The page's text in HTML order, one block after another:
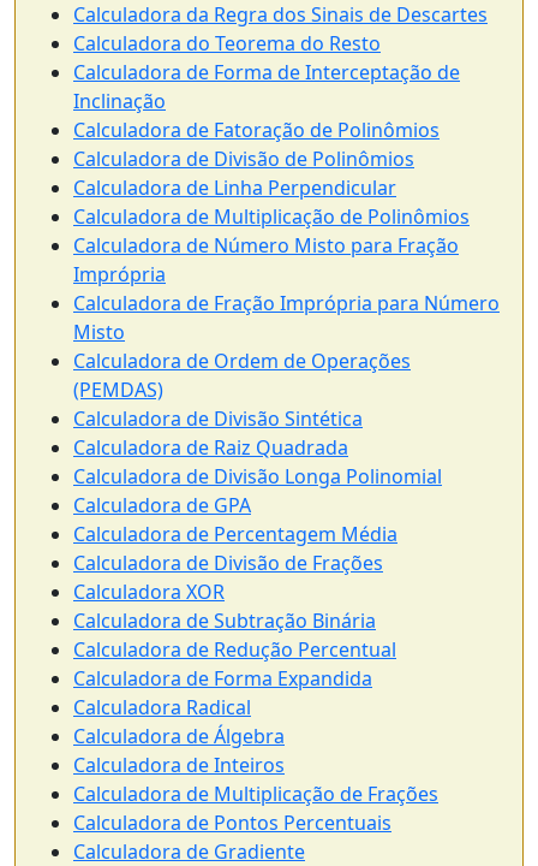
Calculadora da Regra dos Sinais de Descartes
Calculadora do Teorema do Resto
Calculadora de Forma de Interceptação de
Inclinação
Calculadora de Fatoração de Polinômios
Calculadora de Divisão de Polinômios
Calculadora de Linha Perpendicular
Calculadora de Multiplicação de Polinômios
Calculadora de Número Misto para Fração
Imprópria
Calculadora de Fração Imprópria para Número
Misto
Calculadora de Ordem de Operações
(PEMDAS)
Calculadora de Divisão Sintética
Calculadora de Raiz Quadrada
Calculadora de Divisão Longa Polinomial
Calculadora de GPA
Calculadora de Percentagem Média
Calculadora de Divisão de Frações
Calculadora XOR
Calculadora de Subtração Binária
Calculadora de Redução Percentual
Calculadora de Forma Expandida
Calculadora Radical
Calculadora de Álgebra
Calculadora de Inteiros
Calculadora de Multiplicação de Frações
Calculadora de Pontos Percentuais
Calculadora de Gradiente